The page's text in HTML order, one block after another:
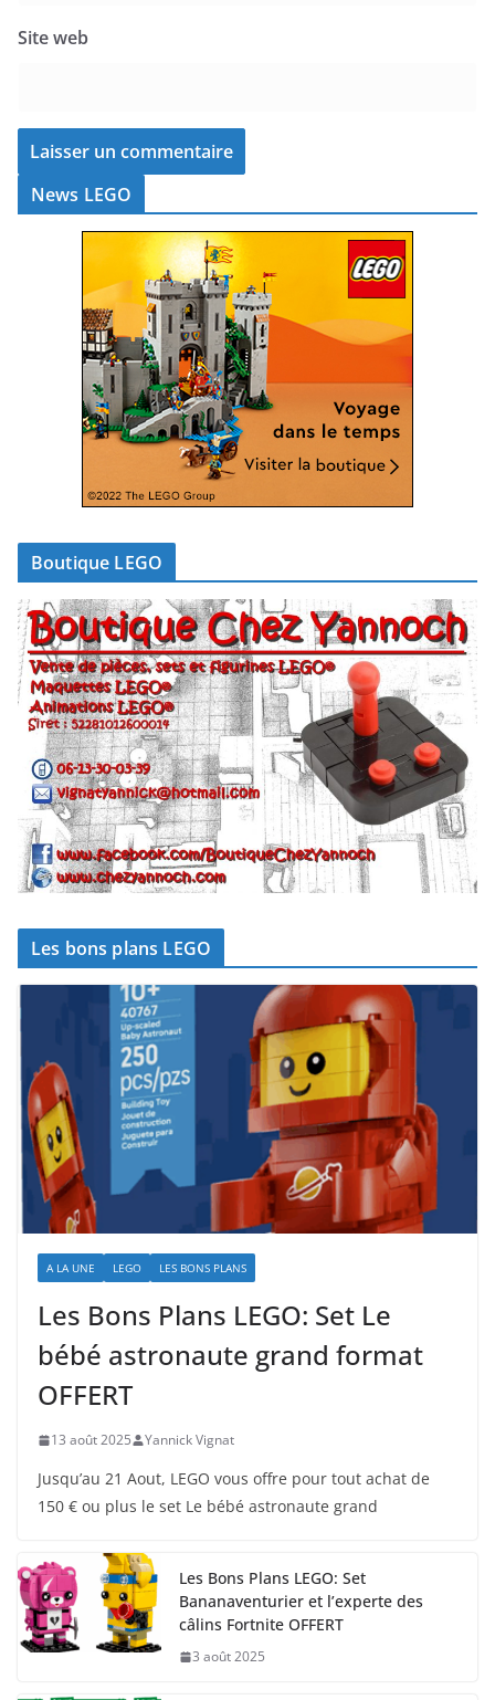
Site web
News LEGO
Boutique LEGO
Les bons plans LEGO
A LA UNE LEGO LES BONS PLANS
Les Bons Plans LEGO: Set Le
bébé astronaute grand format
OFFERT
13 août 2025 Yannick Vignat
Jusqu’au 21 Aout, LEGO vous offre pour tout achat de
150 € ou plus le set Le bébé astronaute grand
Les Bons Plans LEGO: Set
Bananaventurier et l’experte des
câlins Fortnite OFFERT
3 août 2025